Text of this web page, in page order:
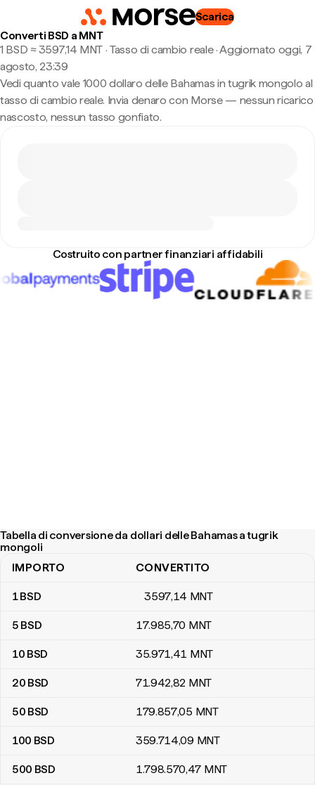
Scarica
Converti BSD a MNT
1 BSD ≈ 3597,14 MNT · Tasso di cambio reale·Aggiornato oggi, 7
agosto, 23:39
Vedi quanto vale 1000 dollaro delle Bahamas in tugrik mongolo al
tasso di cambio reale. Invia denaro con Morse — nessun ricarico
nascosto, nessun tasso gonfiato.
Costruito con partner finanziari affidabili
Tabella di conversione da dollari delle Bahamas a tugrik
mongoli
Tabella di conversione da dollari delle Bahamas a tugrik mongoli
IMPORTO CONVERTITO
1BSD 3597,14 MNT
5 BSD 17.985,70 MNT
10 BSD 35.971,41 MNT
20 BSD 71.942,82 MNT
50 BSD 179.857,05 MNT
100 BSD 359.714,09 MNT
500 BSD 1.798.570,47 MNT